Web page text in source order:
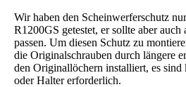
Wir haben den Scheinwerferschutz
R1200GS getestet, er sollte aber
passen. Um diesen Schutz zu
die Originalschrauben durch längere
den Originallöchern installiert, es sind
oder Halter erforderlich.